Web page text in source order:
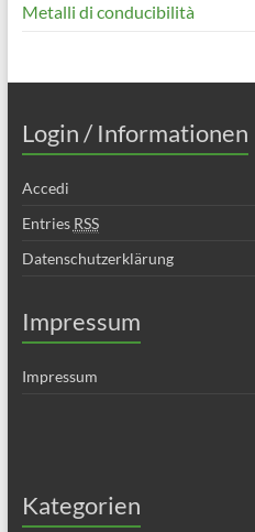
Metalli di conducibilità
Login / Informationen
Accedi
Entries RSS
Datenschutzerklärung
Impressum
Impressum
Kategorien